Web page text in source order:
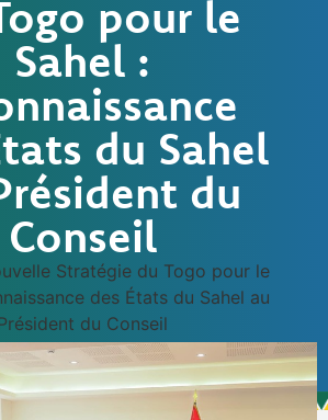
pour le
Sahel :
du Sahel
du
Conseil
Stratégie du Togo pour le
des États du Sahel au
du Conseil